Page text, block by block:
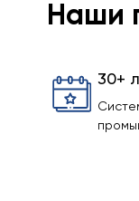
Наши
30+